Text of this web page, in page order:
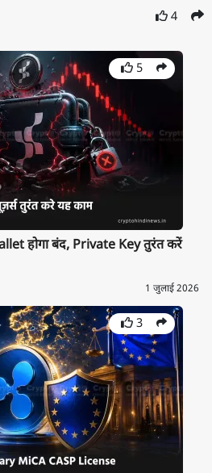
4
5
होगा बंद, Private Key तुरंत करें
1 जुलाई 2026
3